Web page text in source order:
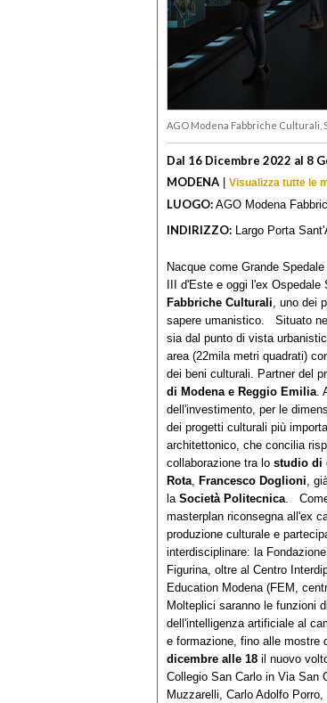
AGO Modena Fabbriche Culturali,
Dal 16 Dicembre 2022 al 8
MODENA | Visualizza tutte le
LUOGO: AGO Modena
INDIRIZZO: Largo Porta
Nacque come Grande
III d'Este e oggi l'ex
Fabbriche Culturali, uno dei
sapere umanistico. Situato
sia dal punto di vista
area (22mila metri quadrati)
dei beni culturali. Partner del
di Modena e Reggio Emilia.
dell'investimento, per le
dei progetti culturali più
architettonico, che concilia
collaborazione tra lo studio di
Rota, Francesco Doglioni,
la Società Politecnica. Come
masterplan riconsegna all'ex
produzione culturale e
interdisciplinare: la
Figurina, oltre al Centro
Education Modena (FEM,
Molteplici saranno le funzioni
dell'intelligenza artificiale al
e formazione, fino alle
dicembre alle 18 il nuovo
Collegio San Carlo in Via San
Muzzarelli, Carlo Adolfo